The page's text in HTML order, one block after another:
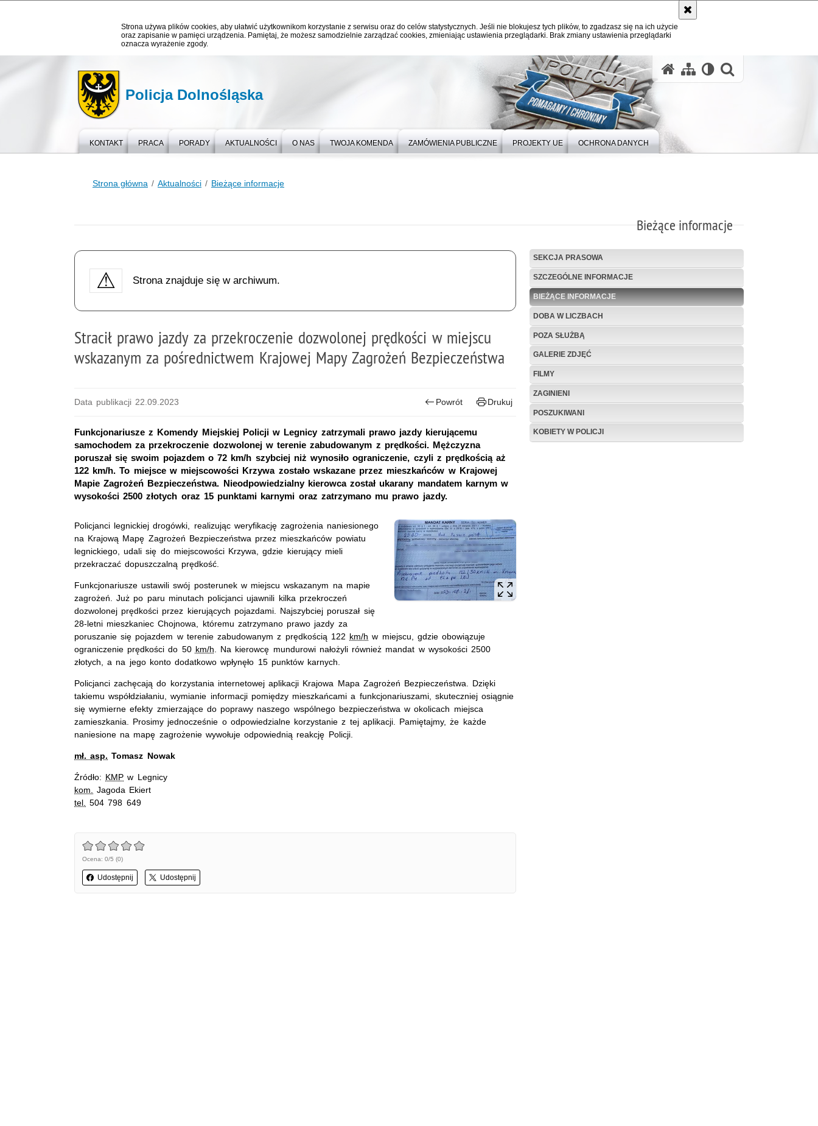
Strona używa plików cookies, aby ułatwić użytkownikom korzystanie z serwisu oraz do celów statystycznych. Jeśli nie blokujesz tych plików, to zgadzasz się na ich użycie
oraz zapisanie w pamięci urządzenia. Pamiętaj, że możesz samodzielnie zarządzać cookies, zmieniając ustawienia przeglądarki. Brak zmiany ustawienia przeglądarki
oznacza wyrażenie zgody.
Policja Dolnośląska
KONTAKT PRACA PORADY AKTUALNOŚCI O NAS TWOJA KOMENDA ZAMÓWIENIA PUBLICZNE PROJEKTY UE OCHRONA DANYCH
Strona główna Aktualności Bieżące informacje
Bieżące informacje
Strona znajduje się w archiwum.
Stracił prawo jazdy za przekroczenie dozwolonej prędkości w miejscu
wskazanym za pośrednictwem Krajowej Mapy Zagrożeń Bezpieczeństwa
Data publikacji 22.09.2023 Powrót Drukuj
Funkcjonariusze z Komendy Miejskiej Policji w Legnicy zatrzymali prawo jazdy kierującemu
samochodem za przekroczenie dozwolonej w terenie zabudowanym z prędkości. Mężczyzna
poruszał się swoim pojazdem o 72 km/h szybciej niż wynosiło ograniczenie, czyli z prędkością aż
122 km/h. To miejsce w miejscowości Krzywa zostało wskazane przez mieszkańców w Krajowej
Mapie Zagrożeń Bezpieczeństwa. Nieodpowiedzialny kierowca został ukarany mandatem karnym w
wysokości 2500 złotych oraz 15 punktami karnymi oraz zatrzymano mu prawo jazdy.
Policjanci legnickiej drogówki, realizując weryfikację zagrożenia naniesionego
na Krajową Mapę Zagrożeń Bezpieczeństwa przez mieszkańców powiatu
legnickiego, udali się do miejscowości Krzywa, gdzie kierujący mieli
przekraczać dopuszczalną prędkość.
Funkcjonariusze ustawili swój posterunek w miejscu wskazanym na mapie
zagrożeń. Już po paru minutach policjanci ujawnili kilka przekroczeń
dozwolonej prędkości przez kierujących pojazdami. Najszybciej poruszał się
28-letni mieszkaniec Chojnowa, któremu zatrzymano prawo jazdy za
poruszanie się pojazdem w terenie zabudowanym z prędkością 122 km/h w miejscu, gdzie obowiązuje
ograniczenie prędkości do 50 km/h . Na kierowcę mundurowi nałożyli również mandat w wysokości 2500
złotych, a na jego konto dodatkowo wpłynęło 15 punktów karnych.
Policjanci zachęcają do korzystania internetowej aplikacji Krajowa Mapa Zagrożeń Bezpieczeństwa. Dzięki
takiemu współdziałaniu, wymianie informacji pomiędzy mieszkańcami a funkcjonariuszami, skuteczniej osiągnie
się wymierne efekty zmierzające do poprawy naszego wspólnego bezpieczeństwa w okolicach miejsca
zamieszkania. Prosimy jednocześnie o odpowiedzialne korzystanie z tej aplikacji. Pamiętajmy, że każde
naniesione na mapę zagrożenie wywołuje odpowiednią reakcję Policji.
mł. asp. Tomasz Nowak
Źródło: KMP w Legnicy
kom.
Jagoda Ekiert
tel.
504 798 649
Ocena: 0/5 (0)
Udostępnij Udostępnij
SEKCJA PRASOWA
SZCZEGÓLNE INFORMACJE
BIEŻĄCE INFORMACJE
DOBA W LICZBACH
POZA SŁUŻBĄ
GALERIE ZDJĘĆ
FILMY
ZAGINIENI
POSZUKIWANI
KOBIETY W POLICJI